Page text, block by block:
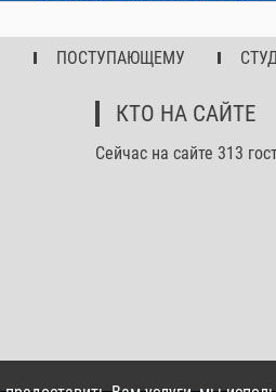
ПОСТУПАЮЩЕМУ
КТО НА САЙТЕ
Сейчас на сайте 313